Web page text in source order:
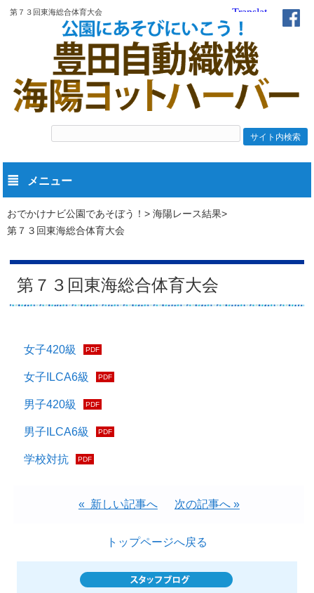
第７３回東海総合体育大会
メニュー
おでかけナビ公園であそぼう！
海陽レース結果
第７３回東海総合体育大会
第７３回東海総合体育大会
女子420級
女子ILCA6級
男子420級
男子ILCA6級
学校対抗
« 新しい記事へ 次の記事へ »
トップページへ戻る